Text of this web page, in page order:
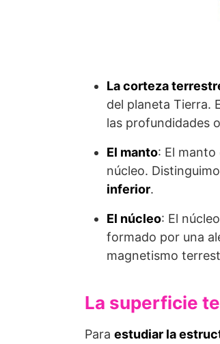
La corteza
del planeta Tierra.
las profundidades
El manto: El
núcleo.
inferior.
El núcleo: El
formado por una
magnetismo
La superficie
Para estudiar la